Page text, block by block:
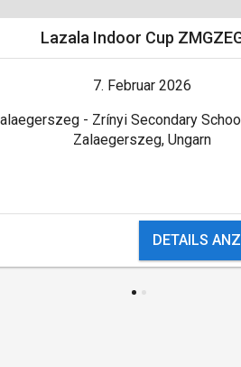
Lazala Indoor Cup
7. Februar 2026
Zalaegerszeg, Ungarn
DETAILS